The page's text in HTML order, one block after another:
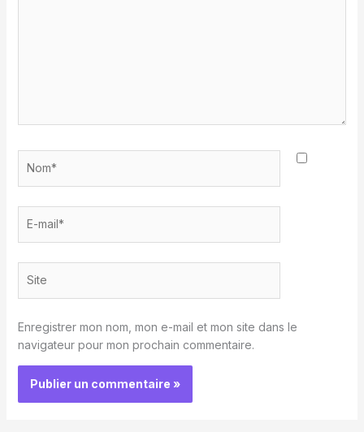
mail*
Enregistrer mon nom, mon e-mail et mon site dans le
navigateur pour mon prochain commentaire.